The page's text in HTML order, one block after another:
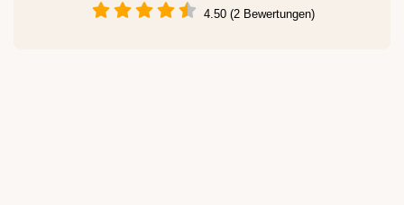
4.50 (2 Bewertungen)